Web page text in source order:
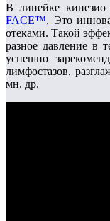
В линейке
FACE™. Это
отеками. Такой
разное давление в
успешно
лимфостазов,
мн. др.